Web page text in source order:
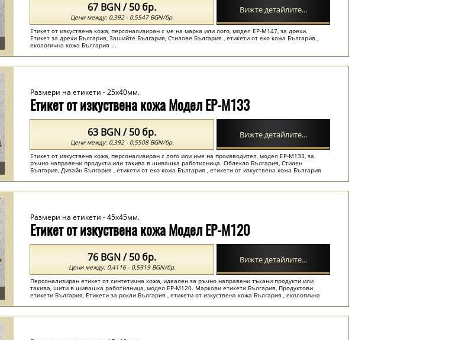
Етикет от изкуствена кожа, персонализиран с ме на марка или лого, модел EP-M147, за дрехи.
Етикет за дрехи България, Зашийте България, Стилове България , етикети от еко кожа България ,
екологична кожа България ...
67 BGN / 50 бр.
Цени между: 0,392 - 0,5547 BGN/бр.
Вижте детайлите...
Етикет от изкуствена кожа Модел EP-M133
Размери на етикети - 25x40мм.
Етикет от изкуствена кожа, персонализиран с лого или име на производител, модел EP-M133, за
ръчно направени продукти или такива в шивашка работилница. Облекло България, Стилен
България, Дизайн България , етикети от еко кожа България , етикети от изкуствена кожа България
63 BGN / 50 бр.
Цени между: 0,392 - 0,5508 BGN/бр.
Вижте детайлите...
Етикет от изкуствена кожа Модел EP-M120
Размери на етикети - 45x45мм.
Персонализиран етикет от синтетична кожа, идеален за ръчно направени тъкани продукти или
такива, шити в шивашка работилница, модел EP-M120. Маркови етикети България, Продуктови
етикети България, Етикети за рокли България , етикети от изкуствена кожа България , екологична
76 BGN / 50 бр.
Цени между: 0,4116 - 0,5919 BGN/бр.
Вижте детайлите...